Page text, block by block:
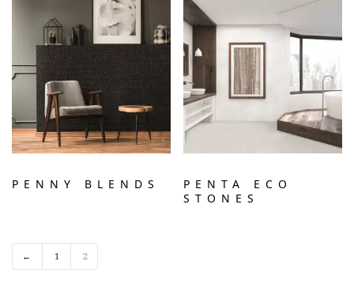
PENNY BLENDS
PENTA ECO
STONES
← 1 2